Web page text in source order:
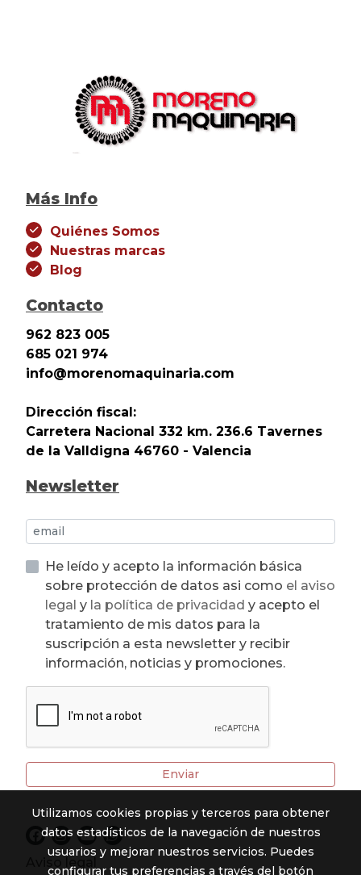
Más Info
Quiénes Somos
Nuestras marcas
Blog
Contacto
962 823 005
685 021 974
info@morenomaquinaria.com
Dirección fiscal:
Carretera Nacional 332 km. 236.6 Tavernes
de la Valldigna 46760 - Valencia
Newsletter
He leído y acepto la información básica
sobre protección de datos asi como el aviso
legal y la política de privacidad y acepto el
tratamiento de mis datos para la
suscripción a esta newsletter y recibir
información, noticias y promociones.
Enviar
Aviso legal
Utilizamos cookies propias y terceros para obtener
datos estadísticos de la navegación de nuestros
usuarios y mejorar nuestros servicios. Puedes
configurar tus preferencias a través del botón